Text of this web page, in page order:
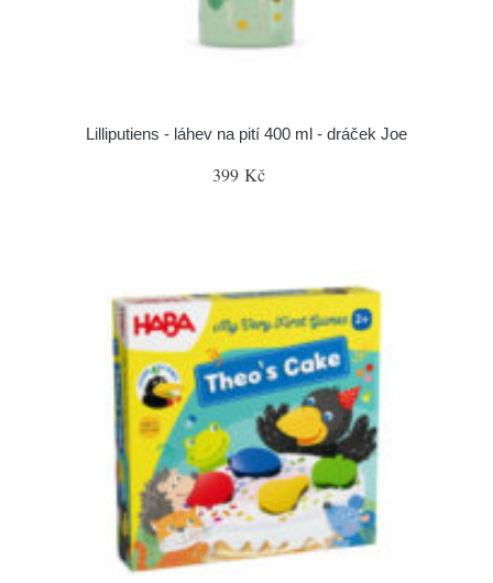
Lilliputiens - láhev na pití 400 ml - dráček Joe
399 Kč